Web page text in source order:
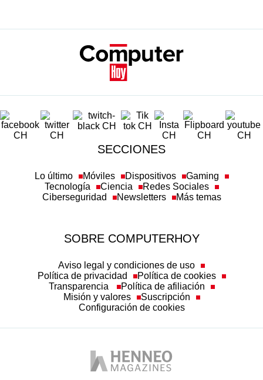
SECCIONES
Móviles Dispositivos
Aviso legal y condiciones de uso
Misión y valores
Suscripción
Configuración de cookies
Business Insider España